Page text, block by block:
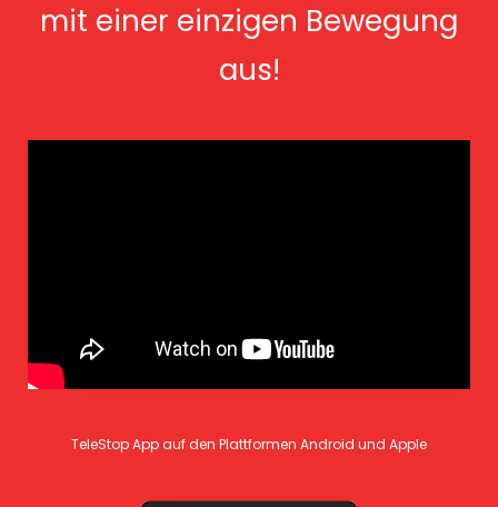
mit einer einzigen Bewegung
aus!
TeleStop App auf den Plattformen Android und Apple